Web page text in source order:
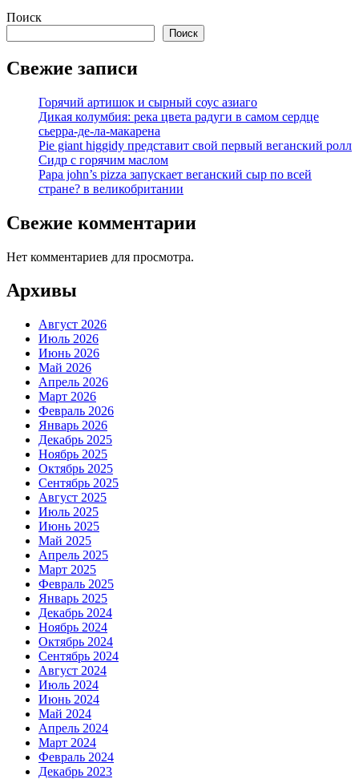
Поиск
Поиск
Свежие записи
Горячий артишок и сырный соус азиаго
Дикая колумбия: река цвета радуги в самом сердце
сьерра-де-ла-макарена
Pie giant higgidy представит свой первый веганский ролл
Сидр с горячим маслом
Papa john’s pizza запускает веганский сыр по всей
стране? в великобритании
Свежие комментарии
Нет комментариев для просмотра.
Архивы
Август 2026
Июль 2026
Июнь 2026
Май 2026
Апрель 2026
Март 2026
Февраль 2026
Январь 2026
Декабрь 2025
Ноябрь 2025
Октябрь 2025
Сентябрь 2025
Август 2025
Июль 2025
Июнь 2025
Май 2025
Апрель 2025
Март 2025
Февраль 2025
Январь 2025
Декабрь 2024
Ноябрь 2024
Октябрь 2024
Сентябрь 2024
Август 2024
Июль 2024
Июнь 2024
Май 2024
Апрель 2024
Март 2024
Февраль 2024
Декабрь 2023